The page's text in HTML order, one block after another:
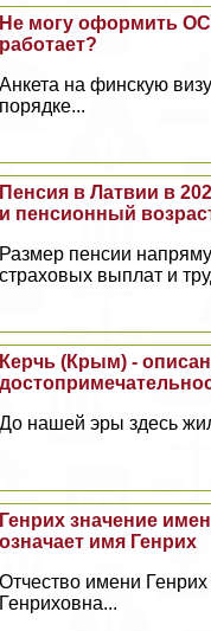
Не могу оформить
работает?
Анкета на финскую
порядке...
Пенсия в Латвии в
и пенсионный
Размер пенсии
страховых выплат и
Керчь (Крым) -
До нашей эры здесь
Генрих значение
означает имя Генрих
Отчество имени Генрих
Генриховна...